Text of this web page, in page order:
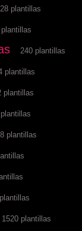
plantillas
240 plantillas
plantillas
plantillas
plantillas
1520 plantillas